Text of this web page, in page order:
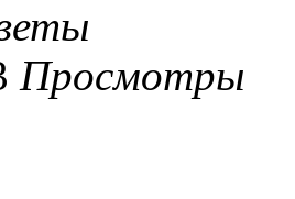
Просмотры